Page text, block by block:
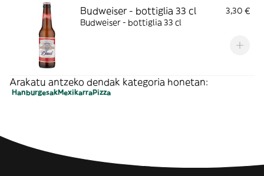
Budweiser - bottiglia 33 cl
3,30 €
Budweiser - bottiglia 33 cl
Arakatu antzeko dendak kategoria honetan:
HanburgesakMexikarraPizza